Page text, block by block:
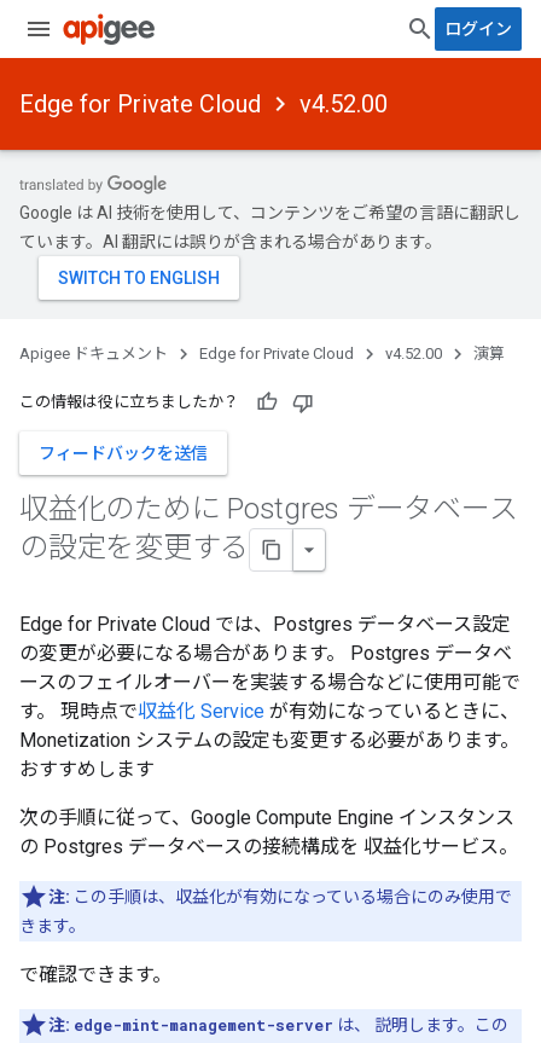
ログイン
Edge for Private Cloud v4.52.00
Google は AI 技術を使用して、コンテンツをご希望の言語に翻訳し
ています。AI 翻訳には誤りが含まれる場合があります。
Apigee ドキュメント Edge for Private Cloud v4.52.00 演算
この情報は役に立ちましたか？
フィードバックを送信
収益化のために Postgres データベース
の設定を変更する
Edge for Private Cloud では、Postgres データベース設定
の変更が必要になる場合があります。 Postgres データベ
ースのフェイルオーバーを実装する場合などに使用可能で
す。 現時点で収益化 Service が有効になっているときに、
Monetization システムの設定も変更する必要があります。
おすすめします
次の手順に従って、Google Compute Engine インスタンス
の Postgres データベースの接続構成を 収益化サービス。
注: この手順は、収益化が有効になっている場合にのみ使用で
きます。
で確認できます。
注: edge-mint-management-server は、 説明します。この